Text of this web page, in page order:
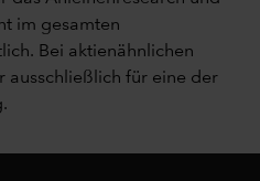
im gesamten
Bei aktienähnlichen
ausschließlich für eine der